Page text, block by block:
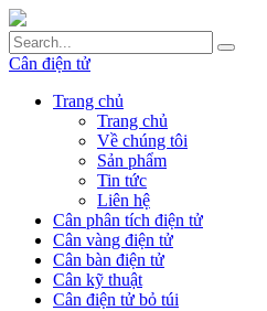
Cân điện tử
Trang chủ
Trang chủ
Về chúng tôi
Sản phẩm
Tin tức
Liên hệ
Cân phân tích điện tử
Cân vàng điện tử
Cân bàn điện tử
Cân kỹ thuật
Cân điện tử bỏ túi